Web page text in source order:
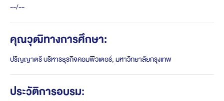
--/--
คุณวุฒิทางการศึกษา:
ปริญญาตรี บริหารธุรกิจคอมพิวเตอร์, มหาวิทยาลัยกรุงเทพ
ประวัติการอบรม: